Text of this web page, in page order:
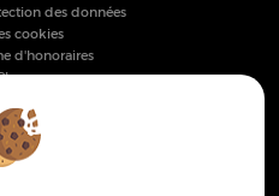
des données
cookies
d'honoraires
: